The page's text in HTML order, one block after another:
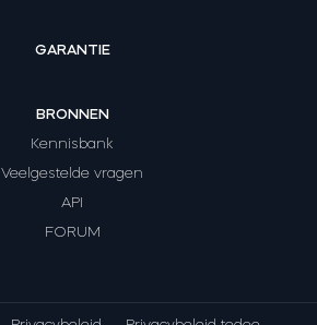
GARANTIE
BRONNEN
Kennisbank
Veelgestelde vragen
API
FORUM